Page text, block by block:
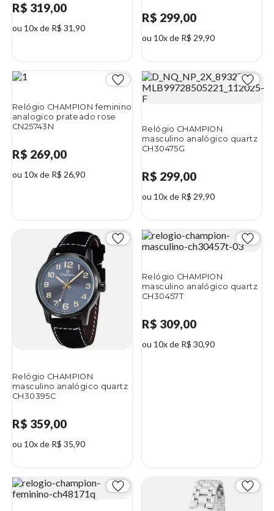
R$ 319,00
ou 10x de R$ 31,90
R$ 299,00
ou 10x de R$ 29,90
Relógio CHAMPION feminino
analogico prateado rose
CN25743N
R$ 269,00
ou 10x de R$ 26,90
Relógio CHAMPION
masculino analógico quartz
CH30475G
R$ 299,00
ou 10x de R$ 29,90
Relógio CHAMPION
masculino analógico quartz
CH30395C
R$ 359,00
ou 10x de R$ 35,90
Relógio CHAMPION
masculino analógico quartz
CH30457T
R$ 309,00
ou 10x de R$ 30,90